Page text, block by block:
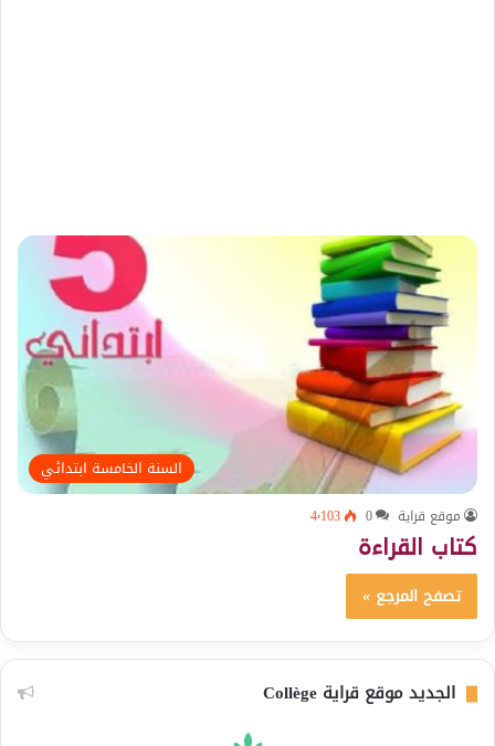
السنة الخامسة ابتدائي
موقع قراية 0 4٬103
كتاب القراءة
تصفح المرجع »
الجديد موقع قراية Collège